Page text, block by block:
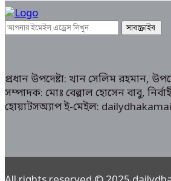
প্রধান উপদেষ্টা: খান সেলিম রহমান,
সম্পাদক: মোঃ বেল্লাল হোসেন বাবু,
হোয়াটসঅ্যাপ ই-মেইল: